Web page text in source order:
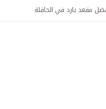
منح دراسية واعتراف بالشهادات